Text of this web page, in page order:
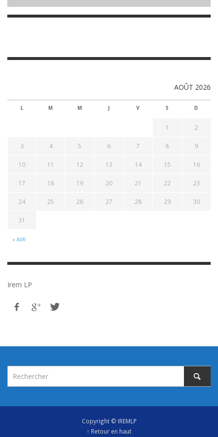
AOÛT 2026
L M M J V S D
« AVR
1 2
3 4 5 6 7 8 9
10 11 12 13 14 15 16
17 18 19 20 21 22 23
24 25 26 27 28 29 30
31
Irem LP
Copyright © IREMLP
↑ Retour en haut